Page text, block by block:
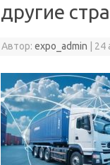
другие
Автор:expo_admin 24